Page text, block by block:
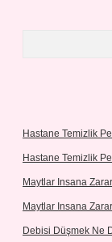
Hastane Temizlik
Hastane Temizlik
Maytlar Insana
Maytlar Insana
Debisi Düşmek Ne